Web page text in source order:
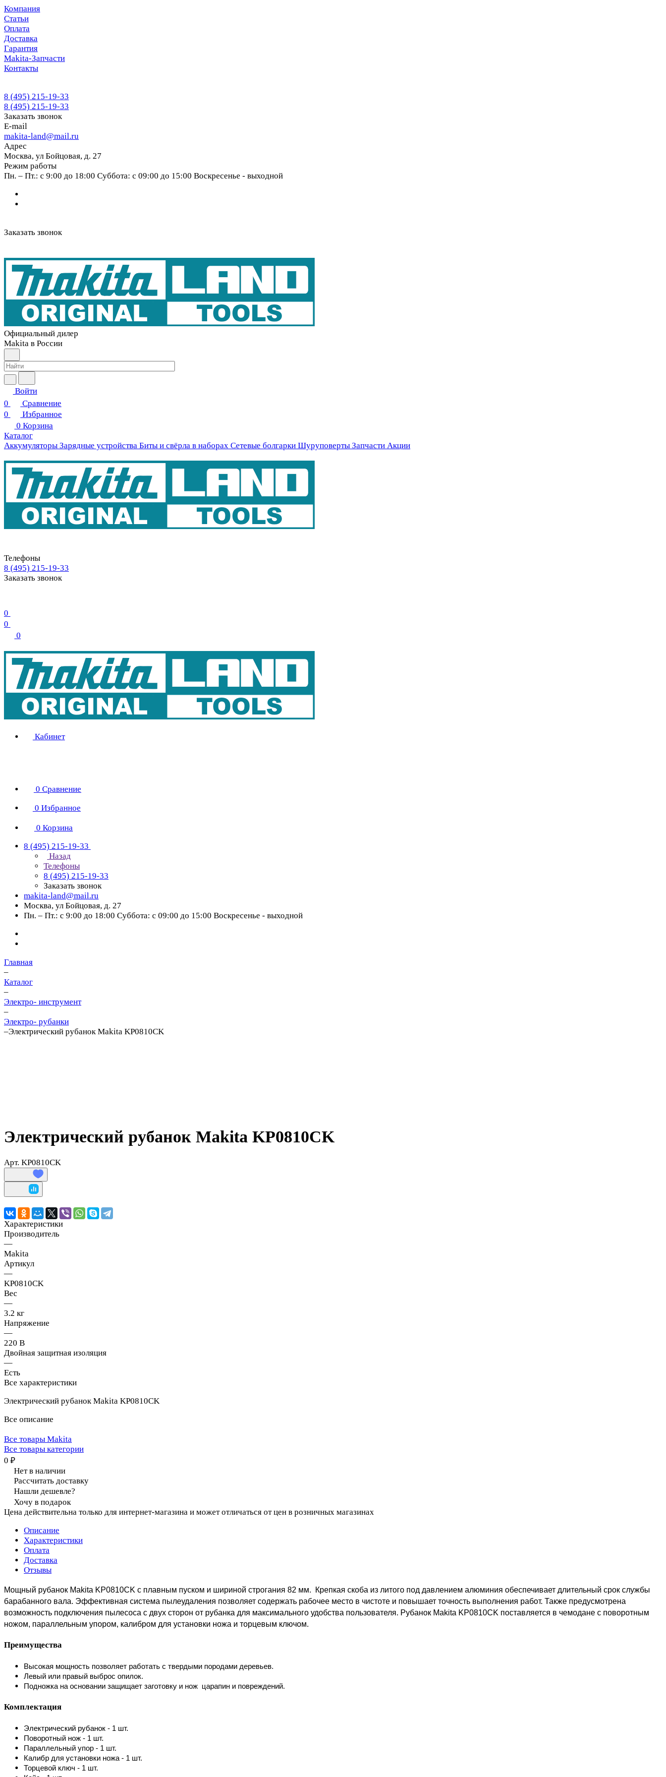
Компания
Статьи
Оплата
Доставка
Гарантия
Makita-Запчасти
Контакты
8 (495) 215-19-33
8 (495) 215-19-33
Заказать звонок
E-mail
makita-land@mail.ru
Адрес
Москва, ул Бойцовая, д. 27
Режим работы
Пн. – Пт.: с 9:00 до 18:00 Суббота: с 09:00 до 15:00 Воскресенье - выходной
Заказать звонок
Официальный дилер
Makita в России
Войти
0
Сравнение
0
Избранное
0 Корзина
Каталог
Аккумуляторы Зарядные устройства Биты и свёрла в наборах Сетевые болгарки Шуруповерты Запчасти Акции
Телефоны
8 (495) 215-19-33
Заказать звонок
0
0
0
Кабинет
0 Сравнение
0 Избранное
0 Корзина
8 (495) 215-19-33
Назад
Телефоны
8 (495) 215-19-33
Заказать звонок
makita-land@mail.ru
Москва, ул Бойцовая, д. 27
Пн. – Пт.: с 9:00 до 18:00 Суббота: с 09:00 до 15:00 Воскресенье - выходной
Главная
–
Каталог
–
Электро- инструмент
–
Электро- рубанки
–Электрический рубанок Makita KP0810CK
Электрический рубанок Makita KP0810CK
Арт. KP0810CK
Характеристики
Производитель
—
Makita
Артикул
—
KP0810CK
Вес
—
3.2 кг
Напряжение
—
220 В
Двойная защитная изоляция
—
Есть
Все характеристики
Электрический рубанок Makita KP0810CK
Все описание
Все товары Makita
Все товары категории
0 ₽
Нет в наличии
Рассчитать доставку
Нашли дешевле?
Хочу в подарок
Цена действительна только для интернет-магазина и может отличаться от цен в розничных магазинах
Описание
Характеристики
Оплата
Доставка
Отзывы
Мощный рубанок Makita KP0810CK с плавным пуском и шириной строгания 82 мм.
Крепкая скоба из литого под давлением алюминия обеспечивает длительный срок службы
барабанного вала. Эффективная система пылеудаления позволяет содержать рабочее место в чистоте и повышает точность выполнения работ. Также предусмотрена
возможность подключения пылесоса с двух сторон от рубанка для максимального удобства пользователя. Рубанок Makita KP0810CK поставляется в чемодане с поворотным
ножом, параллельным упором, калибром для установки ножа и торцевым ключом.
Преимущества
Высокая мощность позволяет работать с твердыми породами деревьев.
Левый или правый выброс опилок.
Подножка на основании защищает заготовку и нож царапин и повреждений.
Комплектация
Электрический рубанок - 1 шт.
Поворотный нож - 1 шт.
Параллельный упор - 1 шт.
Калибр для установки ножа - 1 шт.
Торцевой ключ - 1 шт.